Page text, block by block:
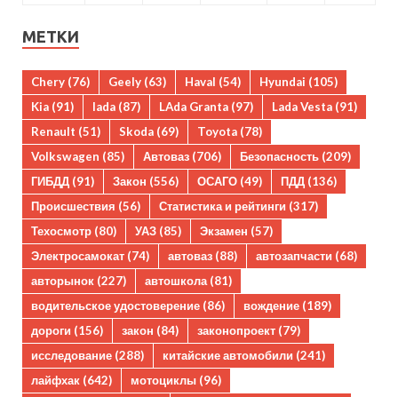
МЕТКИ
Chery (76) Geely (63) Haval (54) Hyundai (105)
Kia (91) lada (87) LAda Granta (97) Lada Vesta (91)
Renault (51) Skoda (69) Toyota (78)
Volkswagen (85) Автоваз (706) Безопасность (209)
ГИБДД (91) Закон (556) ОСАГО (49) ПДД (136)
Происшествия (56) Статистика и рейтинги (317)
Техосмотр (80) УАЗ (85) Экзамен (57)
Электросамокат (74) автоваз (88) автозапчасти (68)
авторынок (227) автошкола(81)
водительское удостоверение (86) вождение (189)
дороги (156) закон (84) законопроект (79)
исследование (288) китайские автомобили (241)
лайфхак (642) мотоциклы (96)